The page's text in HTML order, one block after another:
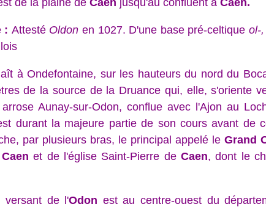
: Attesté Oldon en 1027. D'une base pré-celtique ol-,
à Ondefontaine, sur les hauteurs du nord du
de la source de la Druance qui, elle, s'oriente
arrose Aunay-sur-Odon, conflue avec l'Ajon au
durant la majeure partie de son cours avant de
par plusieurs bras, le principal appelé le Grand
et de l'église Saint-Pierre deCaen, dont le
de l'Odon est au centre-ouest du